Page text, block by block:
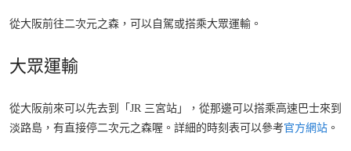
從大阪前往二次元之森，可以自駕或搭乘大眾運輸。
大眾運輸
從大阪前來可以先去到「JR 三宮站」，從那邊可以搭乘高速巴士來到
淡路島，有直接停二次元之森喔。詳細的時刻表可以參考官方網站 。